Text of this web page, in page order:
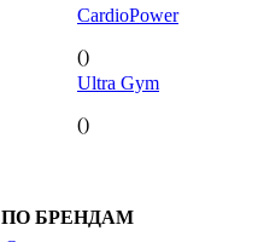
CardioPower
()
Ultra Gym
()
ПО БРЕНДАМ